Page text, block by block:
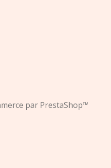
par PrestaShop™